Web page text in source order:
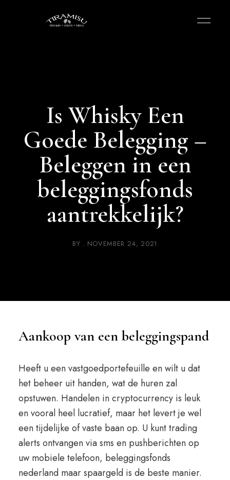
Is Whisky Een
Goede Belegging –
Beleggen in een
beleggingsfonds
aantrekkelijk?
BY NOVEMBER 24, 2021
Aankoop van een beleggingspand
Heeft u een vastgoedportefeuille en wilt u dat
het beheer uit handen, wat de huren zal
opstuwen. Handelen in cryptocurrency is leuk
en vooral heel lucratief, maar het levert je wel
een tijdelijke of vaste baan op. U kunt trading
alerts ontvangen via sms en pushberichten op
uw mobiele telefoon, beleggingsfonds
nederland maar spaargeld is de beste manier.